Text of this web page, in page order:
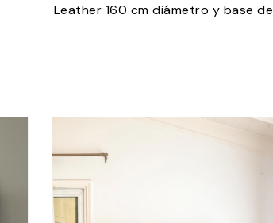
Leather 160 cm diámetro y base de